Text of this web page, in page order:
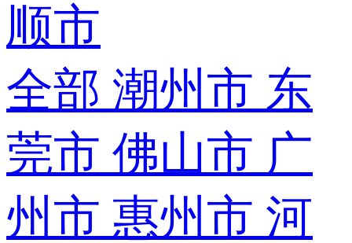
顺市
全部 潮州市 东
莞市 佛山市 广
州市 惠州市 河